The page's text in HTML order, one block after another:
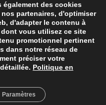
de confidentialité
de Cookies
des cookies
partenaires, d'optimiser
d'adapter le contenu à
vous utilisez ce site
promotionnel pertinent
dans notre réseau de
préciser votre
Politique en
Paramètres